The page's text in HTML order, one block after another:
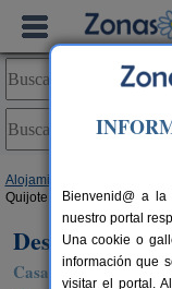
Alojamientos
Quijote
Descanso del
Casa Rural en
Bienvenid@ a
nuestro portal
Una cookie o
información que
visitar el portal.